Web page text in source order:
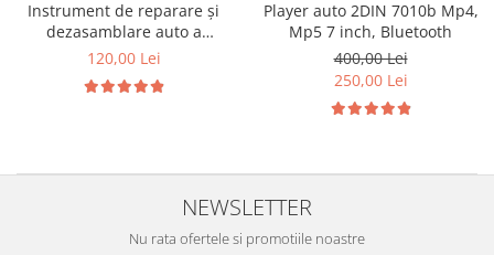
Instrument de reparare și
dezasamblare auto a
distribuitorului de unghi de
120,00 Lei
Player auto 2DIN 7010b Mp4,
Mp5 7 inch, Bluetooth
400,00 Lei
250,00 Lei
NEWSLETTER
Nu rata ofertele si promotiile noastre